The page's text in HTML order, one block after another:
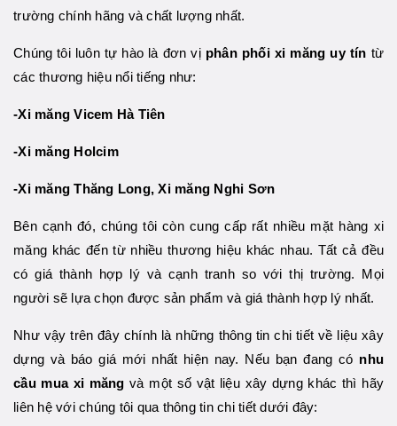
trường chính hãng và chất lượng nhất.
Chúng tôi luôn tự hào là đơn vị phân phối xi măng uy tín từ
các thương hiệu nổi tiếng như:
-Xi măng Vicem Hà Tiên
-Xi măng Holcim
-Xi măng Thăng Long, Xi măng Nghi Sơn
Bên cạnh đó, chúng tôi còn cung cấp rất nhiều mặt hàng xi
măng khác đến từ nhiều thương hiệu khác nhau. Tất cả đều
có giá thành hợp lý và cạnh tranh so với thị trường. Mọi
người sẽ lựa chọn được sản phẩm và giá thành hợp lý nhất.
Như vậy trên đây chính là những thông tin chi tiết về liệu xây
dựng và báo giá mới nhất hiện nay. Nếu bạn đang có nhu
cầu mua xi măngvà một số vật liệu xây dựng khác thì hãy
liên hệ với chúng tôi qua thông tin chi tiết dưới đây: